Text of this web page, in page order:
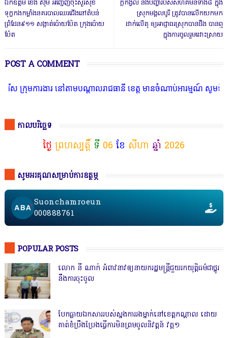
ក្តីកង្វល់ និងបញ្ហារបស់សហគមន៍ទាំង៨ ក្នុង
ស្រុកមង្គលបូរី ត្រូវបានលើកយកមក
ដាក់លើតុ ឲ្យអាជ្ញាធរស្រុកបានដឹង បានឮ
ក្នុងការចូលរួមដោះស្រាយ
ឯកឧត្តម ខេង ស៊ុម អញ្ជើញចុះសួរសុខ
ទុក្ខកងកម្លាំងនគរបាលឈរជើងនៅតំបន់
ព្រំដែន៩១១ សង្កាត់ប៉ោយប៉ែត ក្រុងប៉ោយ
ប៉ែត
POST A COMMENT
ាមបណ្តាលរាជធានី ខេត្ត មានចំណាប់អារម្មណ៍ សូមទំនាក់ទំនងតាមរយៈត
កាលបរិច្ឆេទ
ថ្ងៃ ព្រហស្បត្តិ៍ ទី 06 ខែ សីហា ឆ្នាំ 2026
សូមអរគុណសម្រាប់ការឧត្ថម្ភ
Suonchamroeun
000888761
POPULAR POSTS
លោក នី ណាក់ អំពាវនាវឲ្យនាយករដ្ឋមន្ត្រីជួយរកយុត្តិធម៌ជាថ្នូរ
នឹងការចុះចូល
បែកធ្លាយឯកសាររបស់ស្នងការរងម្នាក់នៅខេត្តកណ្ដាល ដោយ
គាត់ខំប្រឹងប្រែងធ្វើការមិនព្រមចូលនិវត្តន៍ វគ្គ១